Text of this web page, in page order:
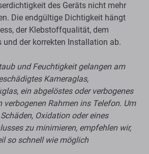
des Geräts nicht mehr
Die endgültige Dichtigkeit hängt
der Klebstoffqualität, dem
und der korrekten Installation ab.
und Feuchtigkeit gelangen am
Kameraglas,
ein abgelöstes oder verbogenes
verbogenen Rahmen ins Telefon. Um
Oxidation oder eines
zu minimieren, empfehlen wir,
so schnell wie möglich